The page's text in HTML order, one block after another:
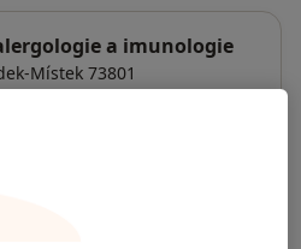
a imunologie
Místek 73801
není aktivní